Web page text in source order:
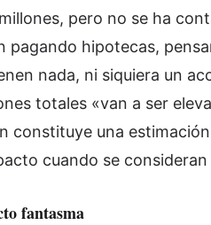
pero no se ha
pagando hipotecas,
nada, ni siquiera un
totales «van a ser
constituye una
cuando se
fantasma